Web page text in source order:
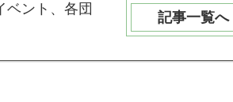
ベント、各団
記事一覧へ